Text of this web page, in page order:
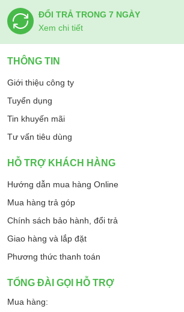
ĐỔI TRẢ TRONG 7 NGÀY
Xem chi tiết
THÔNG TIN
Giới thiệu công ty
Tuyển dụng
Tin khuyến mãi
Tư vấn tiêu dùng
HỖ TRỢ KHÁCH HÀNG
Hướng dẫn mua hàng Online
Mua hàng trả góp
Chính sách bảo hành, đổi trả
Giao hàng và lắp đặt
Phương thức thanh toán
TỔNG ĐÀI GỌI HỖ TRỢ
Mua hàng: